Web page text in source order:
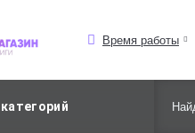
Время работы